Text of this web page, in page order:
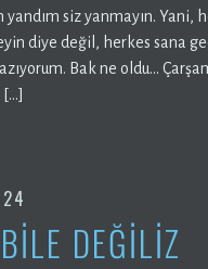
yandım siz yanmayın. Yani,
diye değil, herkes sana
Bak ne oldu…
[…]
DEĞİLİZ